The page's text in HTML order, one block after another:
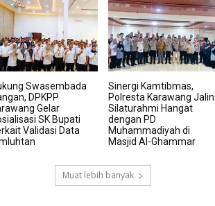
Swasembada
DPKPP
Gelar
SK Bupati
Validasi Data
Sinergi Kamtibmas,
Polresta Karawang Jalin
Silaturahmi Hangat
dengan PD
Muhammadiyah di
Masjid Al-Ghammar
Muat lebih banyak